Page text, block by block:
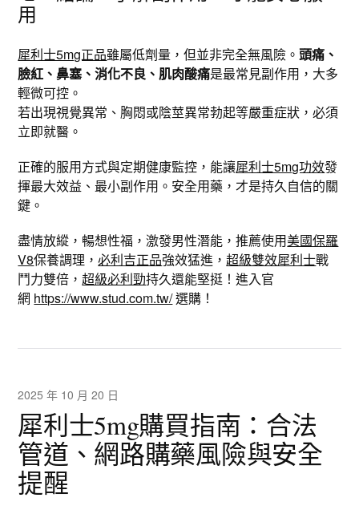
用
犀利士5mg正品雖屬低劑量，但並非完全無風險。頭痛、
臉紅、鼻塞、消化不良、肌肉酸痛是最常見副作用，大多
輕微可控。
若出現視覺異常、胸悶或陰莖異常勃起等嚴重症狀，必須
立即就醫。
正確的服用方式與定期健康監控，能讓犀利士5mg功效發
揮最大效益、最小副作用。安全用藥，才是持久自信的關
鍵。
盡情放縱，暢想性福，激發男性潛能，推薦使用美國保羅
V8保養調理，必利吉正品強效猛進，超級雙效犀利士戰
鬥力雙倍，超級必利勁持久還能堅挺！進入官
網 https://www.stud.com.tw/選購！
2025 年 10 月 20 日
犀利士5mg購買指南：合法
管道、網路購藥風險與安全
提醒